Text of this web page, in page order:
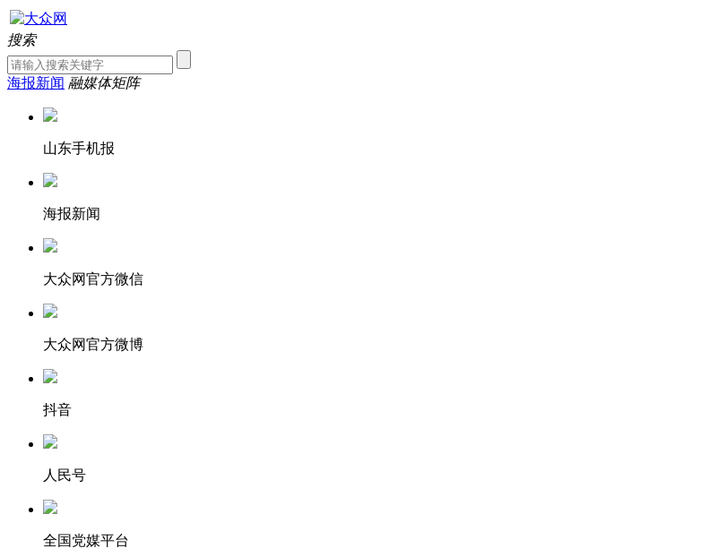
搜索
海报新闻 融媒体矩阵
山东手机报
海报新闻
大众网官方微信
大众网官方微博
抖音
人民号
全国党媒平台